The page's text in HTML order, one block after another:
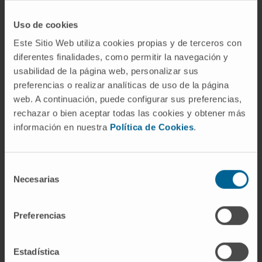
Uso de cookies
Este Sitio Web utiliza cookies propias y de terceros con
diferentes finalidades, como permitir la navegación y
usabilidad de la página web, personalizar sus
preferencias o realizar analíticas de uso de la página
web. A continuación, puede configurar sus preferencias,
rechazar o bien aceptar todas las cookies y obtener más
información en nuestra Política de Cookies.
Necesarias
Preferencias
Estadística
sean de pescado azul”.
Tomar leche o yogures naturales sin
edulcorar todos los días: La leche -que
no las bebidas vegetales- y los yogures -
naturales o sin edulcorar- se deben
tomar todos los días. Y cuando hablamos
de yogures no nos referimos a otros
apuntan.
hecho, existe una relación de mayores
desayunan y estos, además, suelen
Potenciar la educación nutricional en